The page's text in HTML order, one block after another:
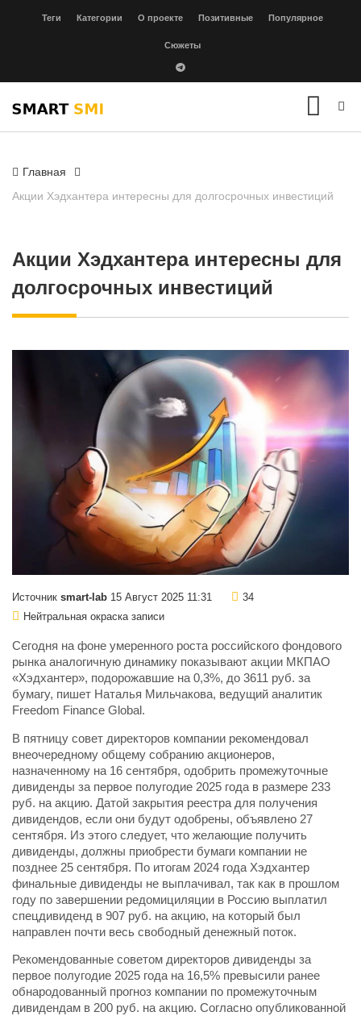
Теги Категории О проекте Позитивные Популярное
Сюжеты
Главная
Акции Хэдхантера интересны для долгосрочных инвестиций
Акции Хэдхантера интересны для
долгосрочных инвестиций
Источник smart-lab 15 Август 2025 11:31
34
Нейтральная окраска записи
Сегодня на фоне умеренного роста российского фондового
рынка аналогичную динамику показывают акции МКПАО
«Хэдхантер», подорожавшие на 0,3%, до 3611 руб. за
бумагу, пишет Наталья Мильчакова, ведущий аналитик
Freedom Finance Global.
В пятницу совет директоров компании рекомендовал
внеочередному общему собранию акционеров,
назначенному на 16 сентября, одобрить промежуточные
дивиденды за первое полугодие 2025 года в размере 233
руб. на акцию. Датой закрытия реестра для получения
дивидендов, если они будут одобрены, объявлено 27
сентября. Из этого следует, что желающие получить
дивиденды, должны приобрести бумаги компании не
позднее 25 сентября. По итогам 2024 года Хэдхантер
финальные дивиденды не выплачивал, так как в прошлом
году по завершении редомициляции в Россию выплатил
спецдивиденд в 907 руб. на акцию, на который был
направлен почти весь свободный денежный поток.
Рекомендованные советом директоров дивиденды за
первое полугодие 2025 года на 16,5% превысили ранее
обнародованный прогноз компании по промежуточным
дивидендам в 200 руб. на акцию. Согласно опубликованной